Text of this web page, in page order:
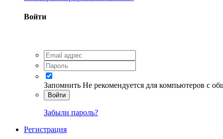
Войти
Запомнить Не рекомендуется для компьютеров с
Войти
Забыли пароль?
Регистрация